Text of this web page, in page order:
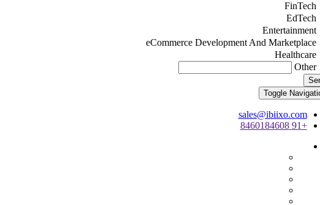
FinTech
EdTech
Entertainment
eCommerce Development And Marketplace
Healthcare
Other
Toggle
sales@ibiixo.com
+91 8460184608